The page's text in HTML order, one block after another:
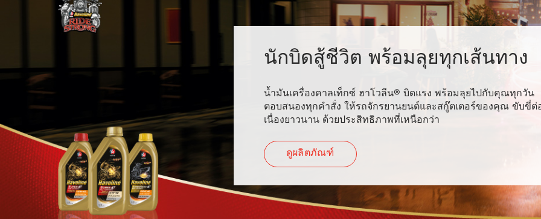
นักบิดสู้ชีวิต พร้อมลุยทุกเส้นทาง
น้ำมันเครื่องคาลเท็กซ์ ฮาโวลีน® บิดแรง พร้อมลุยไปกับคุณทุกวัน
ตอบสนองทุกคำสั่ง ให้รถจักรยานยนต์และสกู๊ตเตอร์ของคุณ ขับขี่ต่
เนื่องยาวนาน ด้วยประสิทธิภาพที่เหนือกว่า
ดูผลิตภัณฑ์